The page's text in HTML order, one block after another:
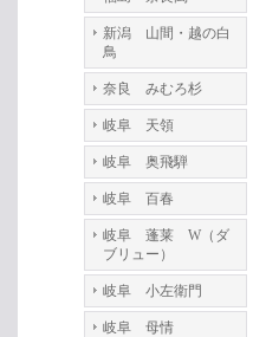
新潟 山間・越の白
鳥
奈良 みむろ杉
岐阜 天領
岐阜 奥飛騨
岐阜 百春
岐阜 蓬莱 W（ダ
ブリュー）
岐阜 小左衛門
岐阜 母情